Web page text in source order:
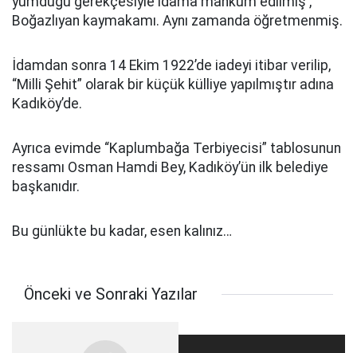
Boğazlıyan kaymakamı. Aynı zamanda öğretmenmiş.
İdamdan sonra 14 Ekim 1922’de iadeyi itibar verilip,
“Milli Şehit” olarak bir küçük külliye yapılmıştır adına
Kadıköy’de.
Ayrıca evimde “Kaplumbağa Terbiyecisi” tablosunun
ressamı Osman Hamdi Bey, Kadıköy’ün ilk belediye
başkanıdır.
Bu günlükte bu kadar, esen kalınız…
Önceki ve Sonraki Yazılar